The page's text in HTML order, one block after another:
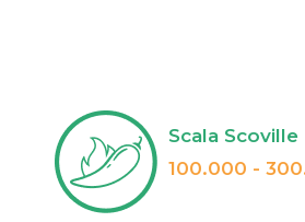
Scala Scoville
100.000 -